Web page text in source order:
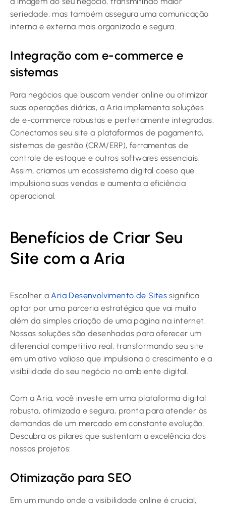
seriedade, mas também assegura uma comunicação
interna e externa mais organizada e segura.
Integração com e-commerce e
sistemas
Para negócios que buscam vender online ou otimizar
suas operações diárias, a Aria implementa soluções
de e-commerce robustas e perfeitamente integradas.
Conectamos seu site a plataformas de pagamento,
sistemas de gestão (CRM/ERP), ferramentas de
controle de estoque e outros softwares essenciais.
Assim, criamos um ecossistema digital coeso que
impulsiona suas vendas e aumenta a eficiência
operacional.
Benefícios de Criar Seu
Site com a Aria
Escolher a Aria Desenvolvimento de Sites significa
optar por uma parceria estratégica que vai muito
além da simples criação de uma página na internet.
Nossas soluções são desenhadas para oferecer um
diferencial competitivo real, transformando seu site
em um ativo valioso que impulsiona o crescimento e a
visibilidade do seu negócio no ambiente digital.
Com a Aria, você investe em uma plataforma digital
robusta, otimizada e segura, pronta para atender às
demandas de um mercado em constante evolução.
Descubra os pilares que sustentam a excelência dos
nossos projetos:
Otimização para SEO
Em um mundo onde a visibilidade online é crucial,